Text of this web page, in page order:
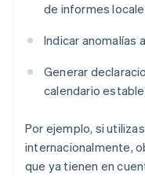
de informes
Indicar anomalías
Generar
calendario
Por ejemplo, si
internacionalmente,
que ya tienen en